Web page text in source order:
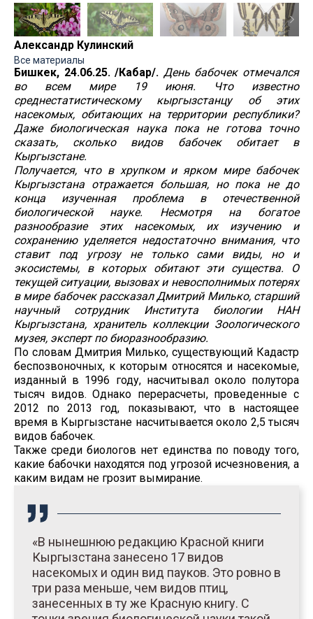
Александр Кулинский
Все материалы
Бишкек, 24.06.25. /Кабар/. День бабочек отмечался
во всем мире 19 июня. Что известно
среднестатистическому кыргызстанцу об этих
насекомых, обитающих на территории республики?
Даже биологическая наука пока не готова точно
сказать, сколько видов бабочек обитает в
Кыргызстане.
Получается, что в хрупком и ярком мире бабочек
Кыргызстана отражается большая, но пока не до
конца изученная проблема в отечественной
биологической науке. Несмотря на богатое
разнообразие этих насекомых, их изучению и
сохранению уделяется недостаточно внимания, что
ставит под угрозу не только сами виды, но и
экосистемы, в которых обитают эти существа. О
текущей ситуации, вызовах и невосполнимых потерях
в мире бабочек рассказал Дмитрий Милько, старший
научный сотрудник Института биологии НАН
Кыргызстана, хранитель коллекции Зоологического
музея, эксперт по биоразнообразию.
По словам Дмитрия Милько, существующий Кадастр
беспозвоночных, к которым относятся и насекомые,
изданный в 1996 году, насчитывал около полутора
тысяч видов. Однако перерасчеты, проведенные с
2012 по 2013 год, показывают, что в настоящее
время в Кыргызстане насчитывается около 2,5 тысяч
видов бабочек.
Также среди биологов нет единства по поводу того,
какие бабочки находятся под угрозой исчезновения, а
каким видам не грозит вымирание.
«В нынешнюю редакцию Красной книги
Кыргызстана занесено 17 видов
насекомых и один вид пауков. Это ровно в
три раза меньше, чем видов птиц,
занесенных в ту же Красную книгу. С